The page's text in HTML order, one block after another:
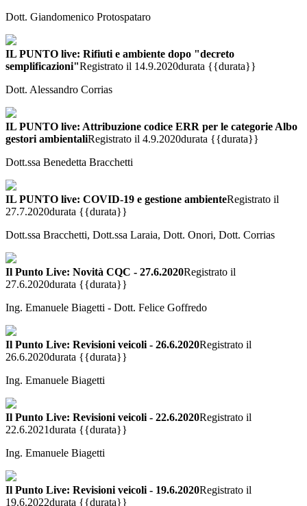
Dott. Giandomenico Protospataro
IL PUNTO live: Rifiuti e ambiente dopo "decreto
semplificazioni"Registrato il 14.9.2020durata {{durata}}
Dott. Alessandro Corrias
IL PUNTO live: Attribuzione codice ERR per le categorie Albo
gestori ambientaliRegistrato il 4.9.2020durata {{durata}}
Dott.ssa Benedetta Bracchetti
IL PUNTO live: COVID-19 e gestione ambienteRegistrato il
27.7.2020durata {{durata}}
Dott.ssa Bracchetti, Dott.ssa Laraia, Dott. Onori, Dott. Corrias
Il Punto Live: Novità CQC - 27.6.2020Registrato il
27.6.2020durata {{durata}}
Ing. Emanuele Biagetti - Dott. Felice Goffredo
Il Punto Live: Revisioni veicoli - 26.6.2020Registrato il
26.6.2020durata {{durata}}
Ing. Emanuele Biagetti
Il Punto Live: Revisioni veicoli - 22.6.2020Registrato il
22.6.2021durata {{durata}}
Ing. Emanuele Biagetti
Il Punto Live: Revisioni veicoli - 19.6.2020Registrato il
19.6.2022durata {{durata}}